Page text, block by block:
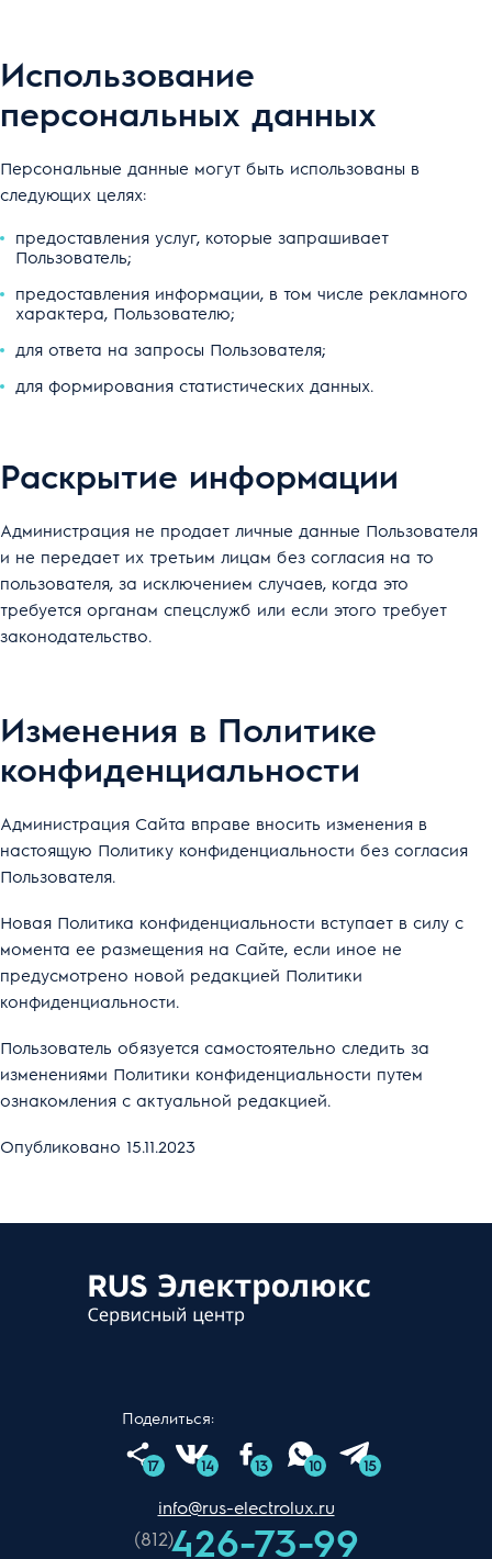
Использование
персональных данных
Персональные данные могут быть использованы в
следующих целях:
предоставления услуг, которые запрашивает
Пользователь;
предоставления информации, в том числе рекламного
характера, Пользователю;
для ответа на запросы Пользователя;
для формирования статистических данных.
Раскрытие информации
Администрация не продает личные данные Пользователя
и не передает их третьим лицам без согласия на то
пользователя, за исключением случаев, когда это
требуется органам спецслужб или если этого требует
законодательство.
Изменения в Политике
конфиденциальности
Администрация Сайта вправе вносить изменения в
настоящую Политику конфиденциальности без согласия
Пользователя.
Новая Политика конфиденциальности вступает в силу с
момента ее размещения на Сайте, если иное не
предусмотрено новой редакцией Политики
конфиденциальности.
Пользователь обязуется самостоятельно следить за
изменениями Политики конфиденциальности путем
ознакомления с актуальной редакцией.
Опубликовано 15.11.2023
Поделиться:
17 14 13 10 15
info@rus-electrolux.ru
(812)426-73-99